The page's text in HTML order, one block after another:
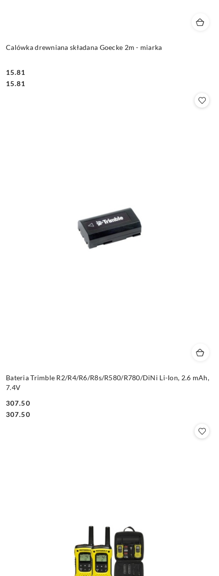
Calówka drewniana składana Goecke 2m - miarka
Cena:
15.81
Cena:
15.81
Bateria Trimble R2/R4/R6/R8s/R580/R780/DiNi Li-Ion, 2.6 mAh,
7.4V
Cena:
307.50
Cena:
307.50